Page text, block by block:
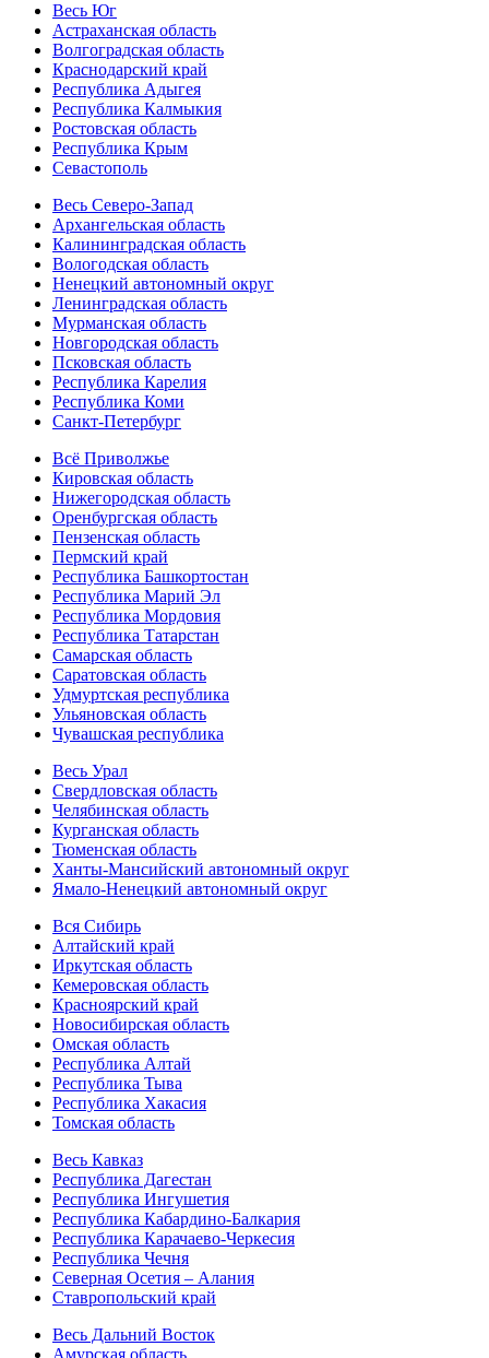
Весь Юг
Астраханская область
Волгоградская область
Краснодарский край
Республика Адыгея
Республика Калмыкия
Ростовская область
Республика Крым
Севастополь
Весь Северо-Запад
Архангельская область
Калининградская область
Вологодская область
Ненецкий автономный округ
Ленинградская область
Мурманская область
Новгородская область
Псковская область
Республика Карелия
Республика Коми
Санкт-Петербург
Всё Приволжье
Кировская область
Нижегородская область
Оренбургская область
Пензенская область
Пермский край
Республика Башкортостан
Республика Марий Эл
Республика Мордовия
Республика Татарстан
Самарская область
Саратовская область
Удмуртская республика
Ульяновская область
Чувашская республика
Весь Урал
Свердловская область
Челябинская область
Курганская область
Тюменская область
Ханты-Мансийский автономный округ
Ямало-Ненецкий автономный округ
Вся Сибирь
Алтайский край
Иркутская область
Кемеровская область
Красноярский край
Новосибирская область
Омская область
Республика Алтай
Республика Тыва
Республика Хакасия
Томская область
Весь Кавказ
Республика Дагестан
Республика Ингушетия
Республика Кабардино-Балкария
Республика Карачаево-Черкесия
Республика Чечня
Северная Осетия – Алания
Ставропольский край
Весь Дальний Восток
Амурская область